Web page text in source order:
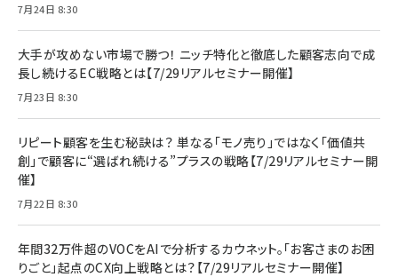
7月24日 8:30
大手が攻めない市場で勝つ！ ニッチ特化と徹底した顧客志向で成
長し続けるEC戦略とは【7/29リアルセミナー開催】
7月23日 8:30
リピート顧客を生む秘訣は？ 単なる「モノ売り」ではなく「価値共
創」で顧客に“選ばれ続ける”プラスの戦略【7/29リアルセミナー開
催】
7月22日 8:30
年間32万件超のVOCをAIで分析するカウネット。「お客さまのお困
りごと」起点のCX向上戦略とは？【7/29リアルセミナー開催】